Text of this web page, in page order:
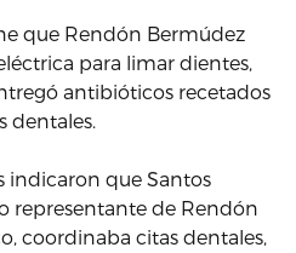
que Rendón Bermúdez
para limar dientes,
antibióticos recetados
dentales.
indicaron que Santos
representante de Rendón
coordinaba citas dentales,